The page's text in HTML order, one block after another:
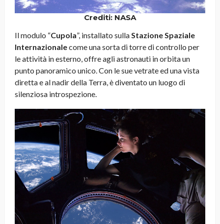
Crediti: NASA
Il modulo “Cupola”, installato sulla Stazione Spaziale
Internazionalecome una sorta di torre di controllo per
le attività in esterno, offre agli astronauti in orbita un
punto panoramico unico. Con le sue vetrate ed una vista
diretta e al nadir della Terra, è diventato un luogo di
silenziosa introspezione.